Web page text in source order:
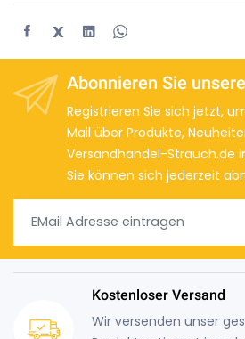
X
Abonnieren Sie
Registrieren Sie sich jetzt,
Mail über Produkte,
Versandhandel-Strauch.de
Sie können sich jederzeit
Kostenloser Versand
Wir versenden unser